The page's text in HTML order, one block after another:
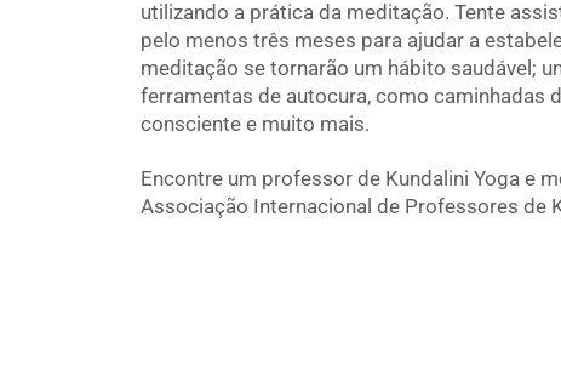
utilizando a prática da meditação. Tente
pelo menos três meses para ajudar a
meditação se tornarão um hábito saudável;
ferramentas de autocura, como caminhadas
consciente e muito mais.
Encontre um professor de Kundalini Yoga e
Associação Internacional de Professores de